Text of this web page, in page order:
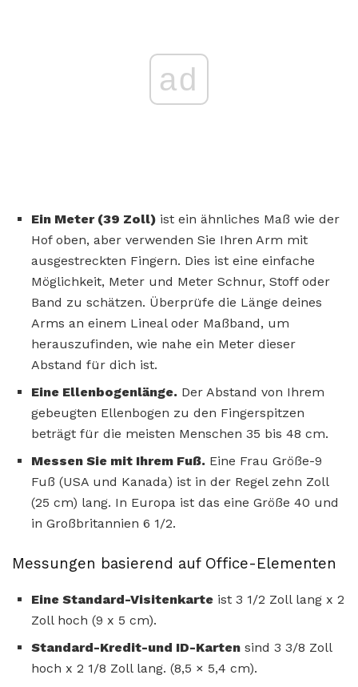
ad
Ein Meter (39 Zoll) ist ein ähnliches Maß wie der
Hof oben, aber verwenden Sie Ihren Arm mit
ausgestreckten Fingern. Dies ist eine einfache
Möglichkeit, Meter und Meter Schnur, Stoff oder
Band zu schätzen. Überprüfe die Länge deines
Arms an einem Lineal oder Maßband, um
herauszufinden, wie nahe ein Meter dieser
Abstand für dich ist.
Eine Ellenbogenlänge. Der Abstand von Ihrem
gebeugten Ellenbogen zu den Fingerspitzen
beträgt für die meisten Menschen 35 bis 48 cm.
Messen Sie mit Ihrem Fuß. Eine Frau Größe-9
Fuß (USA und Kanada) ist in der Regel zehn Zoll
(25 cm) lang. In Europa ist das eine Größe 40 und
in Großbritannien 6 1/2.
Messungen basierend auf Office-Elementen
Eine Standard-Visitenkarte ist 3 1/2 Zoll lang x 2
Zoll hoch (9 x 5 cm).
Standard-Kredit-und ID-Karten sind 3 3/8 Zoll
hoch x 2 1/8 Zoll lang. (8,5 × 5,4 cm).